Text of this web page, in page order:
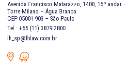
Avenida Francisco Matarazzo, 1400, 15º andar –
Torre Milano – Água Branca
CEP 05001-903 – São Paulo
Tel.: +55 (11) 3879 2800
lh_sp@lhlaw.com.br